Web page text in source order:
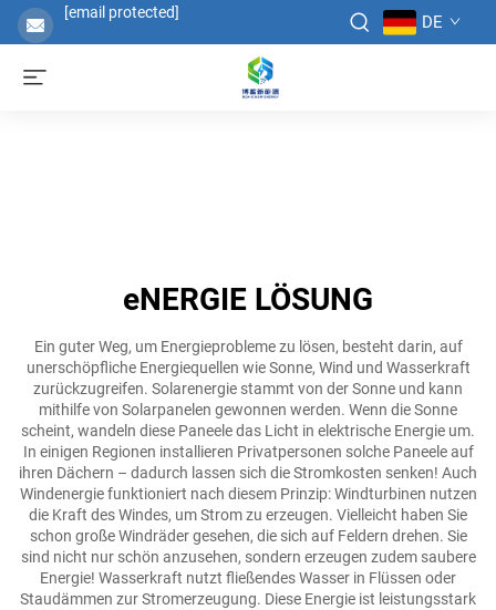
[email protected] DE
eNERGIE LÖSUNG
Ein guter Weg, um Energieprobleme zu lösen, besteht darin, auf
unerschöpfliche Energiequellen wie Sonne, Wind und Wasserkraft
zurückzugreifen. Solarenergie stammt von der Sonne und kann
mithilfe von Solarpanelen gewonnen werden. Wenn die Sonne
scheint, wandeln diese Paneele das Licht in elektrische Energie um.
In einigen Regionen installieren Privatpersonen solche Paneele auf
ihren Dächern – dadurch lassen sich die Stromkosten senken! Auch
Windenergie funktioniert nach diesem Prinzip: Windturbinen nutzen
die Kraft des Windes, um Strom zu erzeugen. Vielleicht haben Sie
schon große Windräder gesehen, die sich auf Feldern drehen. Sie
sind nicht nur schön anzusehen, sondern erzeugen zudem saubere
Energie! Wasserkraft nutzt fließendes Wasser in Flüssen oder
Staudämmen zur Stromerzeugung. Diese Energie ist leistungsstark